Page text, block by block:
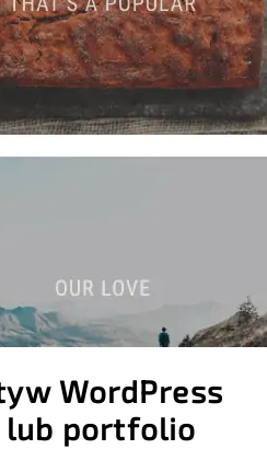
WordPress
lub portfolio